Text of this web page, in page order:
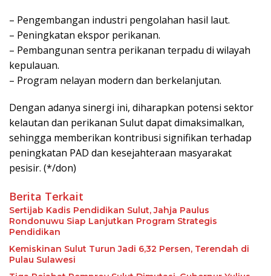
– Pengembangan industri pengolahan hasil laut.
– Peningkatan ekspor perikanan.
– Pembangunan sentra perikanan terpadu di wilayah
kepulauan.
– Program nelayan modern dan berkelanjutan.
Dengan adanya sinergi ini, diharapkan potensi sektor
kelautan dan perikanan Sulut dapat dimaksimalkan,
sehingga memberikan kontribusi signifikan terhadap
peningkatan PAD dan kesejahteraan masyarakat
pesisir. (*/don)
Berita Terkait
Sertijab Kadis Pendidikan Sulut, Jahja Paulus
Rondonuwu Siap Lanjutkan Program Strategis
Pendidikan
Kemiskinan Sulut Turun Jadi 6,32 Persen, Terendah di
Pulau Sulawesi